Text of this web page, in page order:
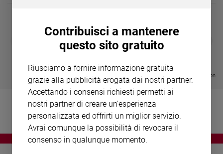
Società
e
LE GRANDI BASILICHE ITALIANE
- VOL DA 1 AL 5
DIARIO G 2026-27
€ 8,90
- € 8,90
Visualizza tutte le collection
Contribuisci a mantenere
questo sito gratuito
Riusciamo a fornire informazione gratuita
grazie alla pubblicità erogata dai nostri partner.
Accettando i consensi richiesti permetti ai
nostri partner di creare un'esperienza
personalizzata ed offrirti un miglior servizio.
Avrai comunque la possibilità di revocare il
consenso in qualunque momento.